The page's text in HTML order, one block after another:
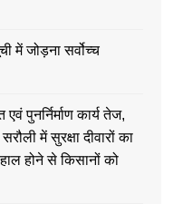
में जोड़ना सर्वोच्च
पुनर्निर्माण कार्य तेज,
में सुरक्षा दीवारों का
होने से किसानों को